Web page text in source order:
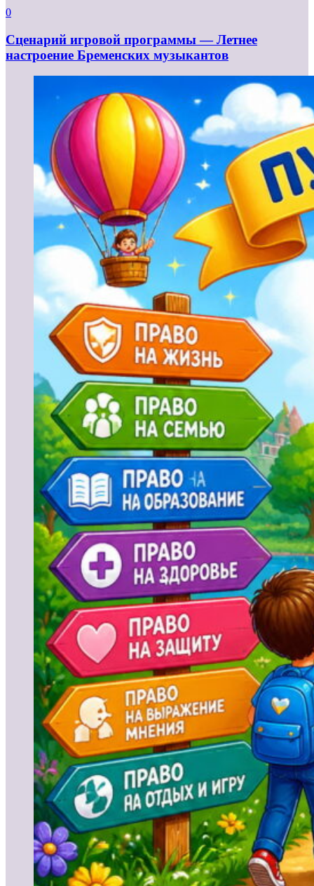
0
Сценарий игровой программы — Летнее
настроение Бременских музыкантов